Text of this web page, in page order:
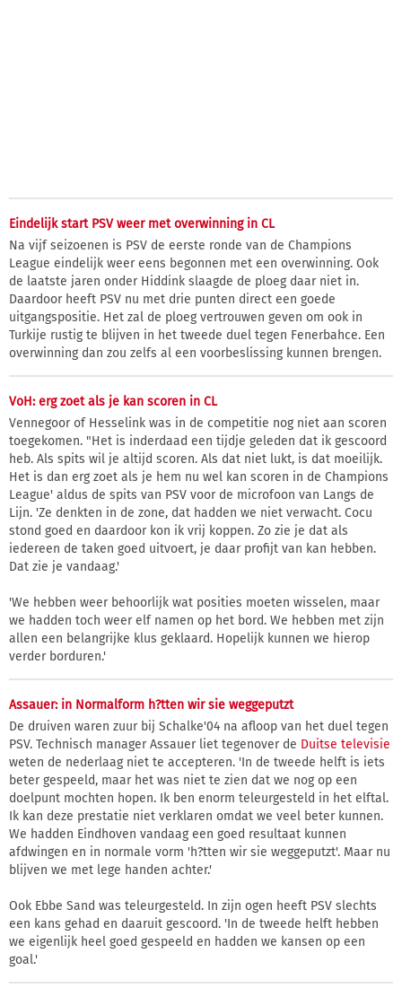
Eindelijk start PSV weer met overwinning in CL
Na vijf seizoenen is PSV de eerste ronde van de Champions
League eindelijk weer eens begonnen met een overwinning. Ook
de laatste jaren onder Hiddink slaagde de ploeg daar niet in.
Daardoor heeft PSV nu met drie punten direct een goede
uitgangspositie. Het zal de ploeg vertrouwen geven om ook in
Turkije rustig te blijven in het tweede duel tegen Fenerbahce. Een
overwinning dan zou zelfs al een voorbeslissing kunnen brengen.
VoH: erg zoet als je kan scoren in CL
Vennegoor of Hesselink was in de competitie nog niet aan scoren
toegekomen. "Het is inderdaad een tijdje geleden dat ik gescoord
heb. Als spits wil je altijd scoren. Als dat niet lukt, is dat moeilijk.
Het is dan erg zoet als je hem nu wel kan scoren in de Champions
League' aldus de spits van PSV voor de microfoon van Langs de
Lijn. 'Ze denkten in de zone, dat hadden we niet verwacht. Cocu
stond goed en daardoor kon ik vrij koppen. Zo zie je dat als
iedereen de taken goed uitvoert, je daar profijt van kan hebben.
Dat zie je vandaag.'
'We hebben weer behoorlijk wat posities moeten wisselen, maar
we hadden toch weer elf namen op het bord. We hebben met zijn
allen een belangrijke klus geklaard. Hopelijk kunnen we hierop
verder borduren.'
Assauer: in Normalform h?tten wir sie weggeputzt
De druiven waren zuur bij Schalke'04 na afloop van het duel tegen
PSV. Technisch manager Assauer liet tegenover de Duitse televisie
weten de nederlaag niet te accepteren. 'In de tweede helft is iets
beter gespeeld, maar het was niet te zien dat we nog op een
doelpunt mochten hopen. Ik ben enorm teleurgesteld in het elftal.
Ik kan deze prestatie niet verklaren omdat we veel beter kunnen.
We hadden Eindhoven vandaag een goed resultaat kunnen
afdwingen en in normale vorm 'h?tten wir sie weggeputzt'. Maar nu
blijven we met lege handen achter.'
Ook Ebbe Sand was teleurgesteld. In zijn ogen heeft PSV slechts
een kans gehad en daaruit gescoord. 'In de tweede helft hebben
we eigenlijk heel goed gespeeld en hadden we kansen op een
goal.'